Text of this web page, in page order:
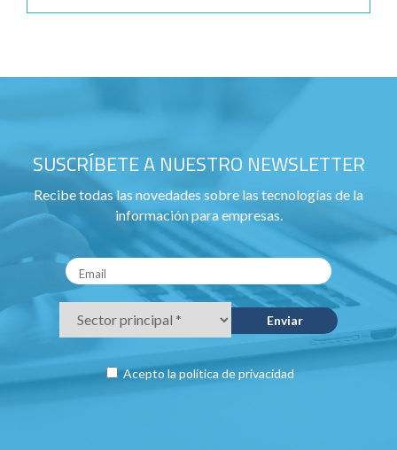
SUSCRÍBETE A NUESTRO NEWSLETTER
Recibe todas las novedades sobre las tecnologías de la
información para empresas.
Acepto la política de privacidad